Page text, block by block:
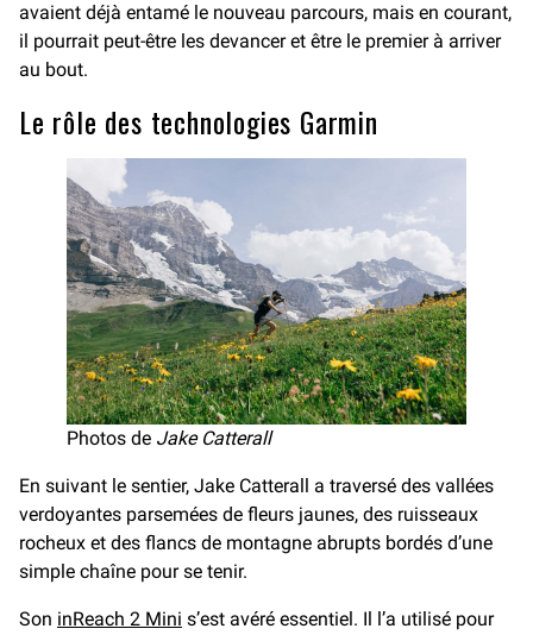
avaient déjà entamé le nouveau parcours, mais en courant,
il pourrait peut-être les devancer et être le premier à arriver
au bout.
Le rôle des technologies Garmin
Photos de Jake Catterall
En suivant le sentier, Jake Catterall a traversé des vallées
verdoyantes parsemées de fleurs jaunes, des ruisseaux
rocheux et des flancs de montagne abrupts bordés d’une
simple chaîne pour se tenir.
Son inReach 2 Mini s’est avéré essentiel. Il l’a utilisé pour